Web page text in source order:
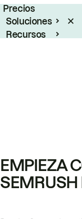
Precios
Soluciones
Recursos
EMPIEZA
SEMRUSH